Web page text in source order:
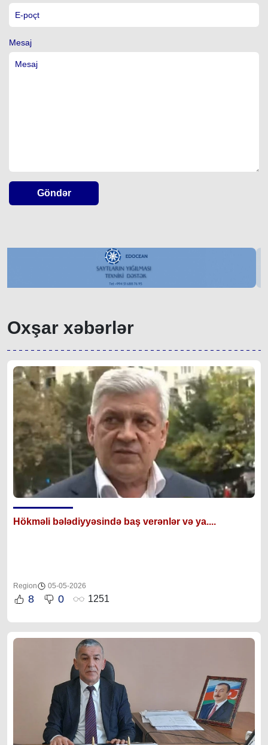
Mesaj
Göndər
Oxşar xəbərlər
Hökməli bələdiyyəsində baş verənlər və ya....
Region 05-05-2026
8 0 1251